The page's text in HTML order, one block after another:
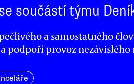
součástí týmu
a samostatného
podpoří provoz nezávislého